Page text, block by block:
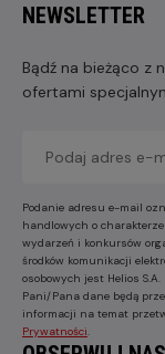
NEWSLETTER
Bądź na bieżąco z
ofertami
Podanie adresu e-mail
handlowych o
wydarzeń i konkursów
środków komunikacji
osobowych jest Helios
Pani/Pana dane będą
informacji na temat
Prywatności